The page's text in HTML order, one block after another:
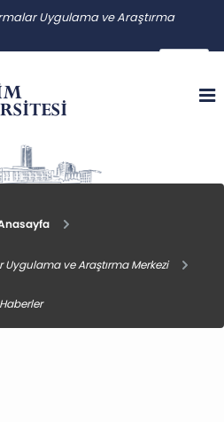
Uygulama ve Araştırma
ve Araştırma Merkezi
Haberler